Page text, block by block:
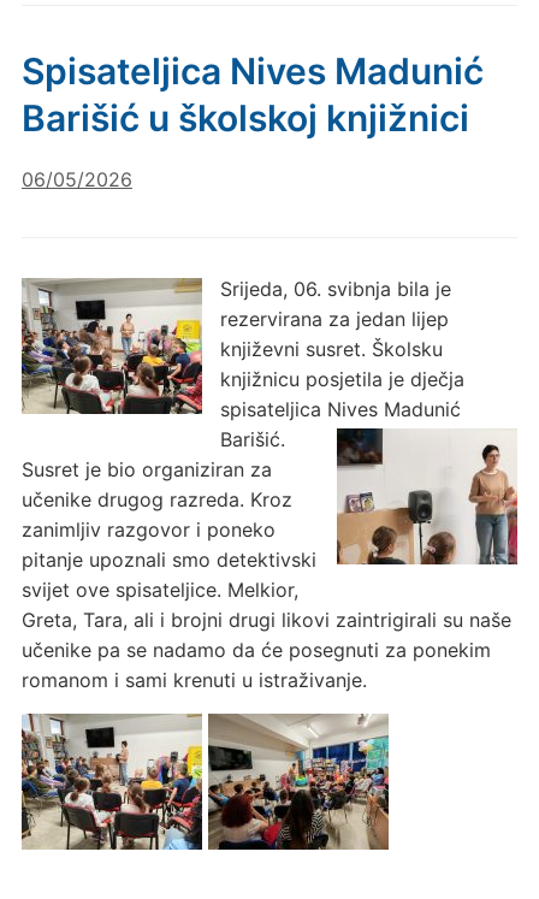
Spisateljica Nives Madunić
Barišić u školskoj knjižnici
06/05/2026
Srijeda, 06. svibnja bila je
rezervirana za jedan lijep
književni susret. Školsku
knjižnicu posjetila je dječja
spisateljica Nives Madunić
Barišić.
Susret je bio organiziran za
učenike drugog razreda. Kroz
zanimljiv razgovor i poneko
pitanje upoznali smo detektivski
svijet ove spisateljice. Melkior,
Greta, Tara, ali i brojni drugi likovi zaintrigirali su naše
učenike pa se nadamo da će posegnuti za ponekim
romanom i sami krenuti u istraživanje.